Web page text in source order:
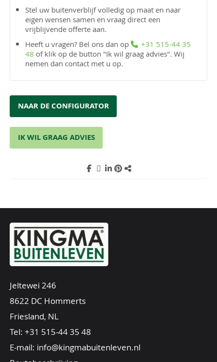
Stel uw buitenverblijf volledig op maat en naar
eigen wensen samen en vraag direct een
vrijblijvende offerte aan.
Heeft u vragen? Bel ons dan op
+31 515-44 35
48 of klik op de button "Ik wil graag advies". Wij
nemen dan contact met u op.
NAAR DE CONFIGURATOR
IK WIL GRAAG ADVIES
Jeltewei 246
8622 DC Hommerts
Friesland, NL
Tel: +31 515-44 35 48
E-mail: info@kingmabuitenleven.nl